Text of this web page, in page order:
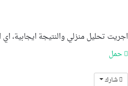
اجريت تحليل منزلي والنتيجة ايجابية،
حمل
شارك